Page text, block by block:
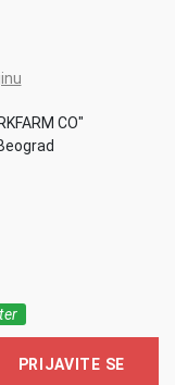
CO"
PRIJAVITE SE